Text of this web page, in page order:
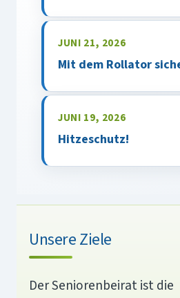
JUNI 21, 2026
Mit dem Rollator
JUNI 19, 2026
Hitzeschutz!
Unsere Ziele
Der Seniorenbeirat ist die